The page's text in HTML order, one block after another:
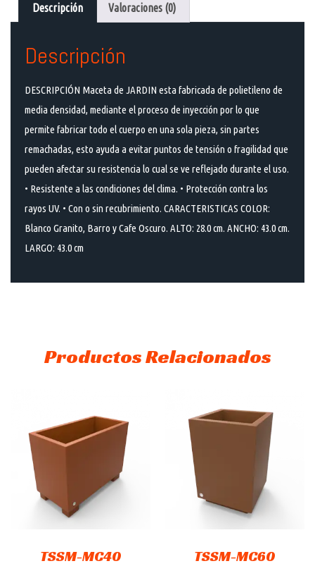
Descripción Valoraciones (0)
Descripción
DESCRIPCIÓN Maceta de JARDIN esta fabricada de polietileno de
media densidad, mediante el proceso de inyección por lo que
permite fabricar todo el cuerpo en una sola pieza, sin partes
remachadas, esto ayuda a evitar puntos de tensión o fragilidad que
pueden afectar su resistencia lo cual se ve reflejado durante el uso.
• Resistente a las condiciones del clima. • Protección contra los
rayos UV. • Con o sin recubrimiento. CARACTERISTICAS COLOR:
Blanco Granito, Barro y Cafe Oscuro. ALTO: 28.0 cm. ANCHO: 43.0 cm.
LARGO: 43.0 cm
Productos Relacionados
TSSM-MC40 TSSM-MC60